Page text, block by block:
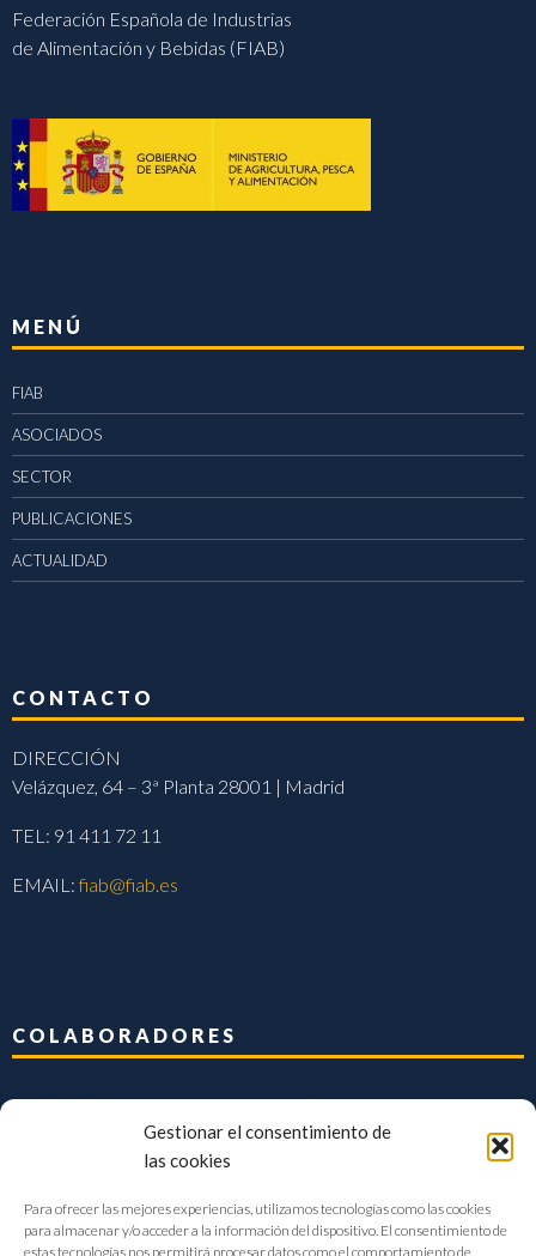
Gestionar el consentimiento de
las cookies
Para ofrecer las mejores experiencias, utilizamos tecnologías como las cookies
para almacenar y/o acceder a la información del dispositivo. El consentimiento de
estas tecnologías nos permitirá procesar datos como el comportamiento de
Federación Española de Industrias
de Alimentación y Bebidas (FIAB)
MENÚ
FIAB
ASOCIADOS
SECTOR
PUBLICACIONES
ACTUALIDAD
CONTACTO
DIRECCIÓN
Velázquez, 64 – 3ª Planta 28001 | Madrid
TEL: 91 411 72 11
EMAIL:fiab@fiab.es
COLABORADORES